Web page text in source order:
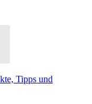
Tipps und